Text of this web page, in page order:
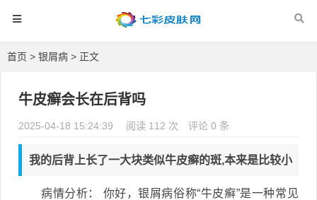
首页 > 银屑病 > 正文
牛皮癣会长在后背吗
2025-04-18 15:24:39 阅读 112 次 评论 0 条
我的后背上长了一大块类似牛皮癣的斑,本来是比较小
病情分析： 你好，银屑病俗称“牛皮癣”是一种常见